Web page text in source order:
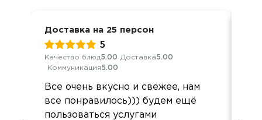
Доставка на 25 персон
5
Качество блюд5.00 Доставка5.00
Коммуникация5.00
Все очень вкусно и свежее, нам
все понравилось))) будем ещё
пользоваться услугами